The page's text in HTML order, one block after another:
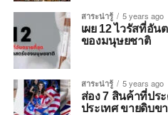
สาระน่ารู้ 5 years ago
เผย 12 ไวรัสที่อั
ของมนุษยชาติ
สาระน่ารู้ 5 years ago
ส่อง 7 สินค้าที่ปร
ประเทศ ขายดิบข